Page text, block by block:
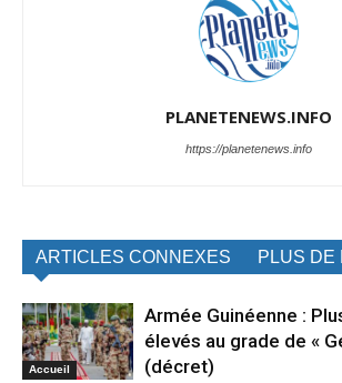
PLANETENEWS.INFO
https://planetenews.info
ARTICLES CONNEXES PLUS DE
Accueil
Armée Guinéenne :
élevés au grade de «
(décret)